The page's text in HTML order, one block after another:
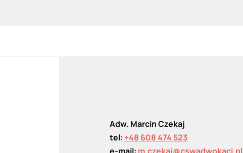
Adw. Marcin Czekaj
tel: +48 608 474 523